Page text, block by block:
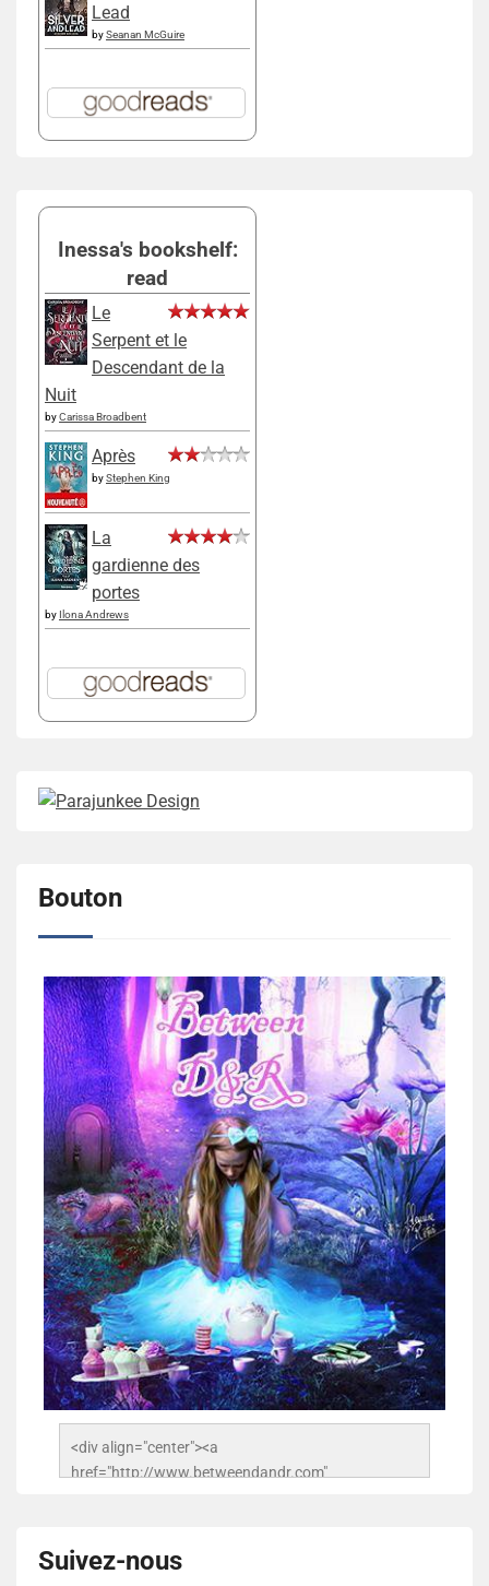
Lead
bySeanan McGuire
Inessa's bookshelf:
read
Le
Serpent et le
Descendant de la
Nuit
byCarissa Broadbent
Après
byStephen King
La
gardienne des
portes
by Ilona Andrews
Bouton
<div align="center"><a
href="http://www.betweendandr.com"
503716673157532-2788222864243652657-n.jpg"
alt="Between D&R" style="border:none;" /></a>
Suivez-nous